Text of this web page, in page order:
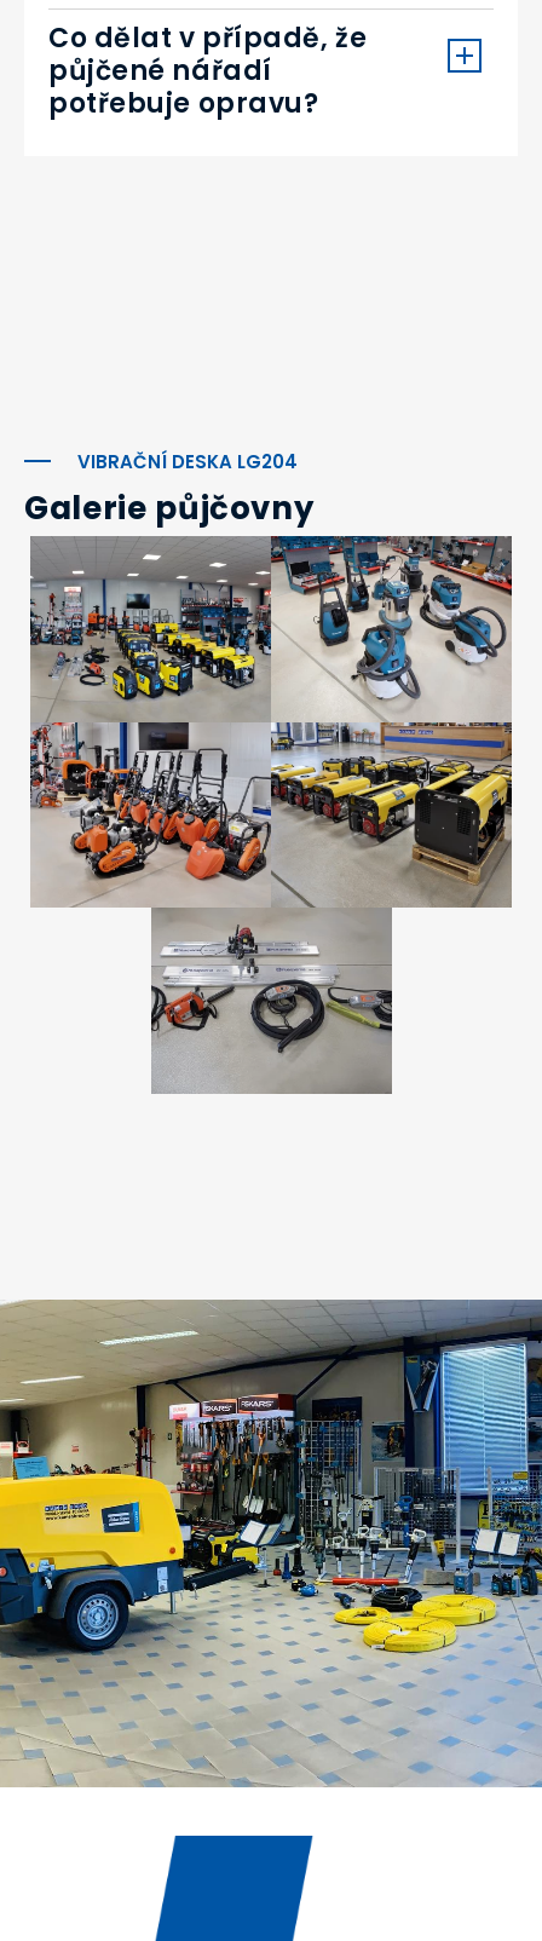
Co dělat v případě, že
půjčené nářadí
potřebuje opravu?
VIBRAČNÍ DESKA LG204
Galerie půjčovny